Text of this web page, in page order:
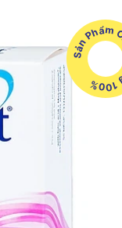
Sản Phẩm